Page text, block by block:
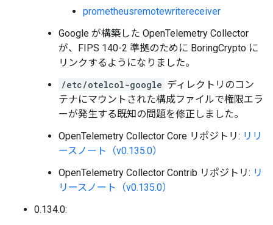
prometheusremotewritereceiver
Google が構築した OpenTelemetry Collector
が、FIPS 140-2 準拠のために BoringCrypto に
リンクするようになりました。
/etc/otelcol-google ディレクトリのコン
テナにマウントされた構成ファイルで権限エラ
ーが発生する既知の問題を修正しました。
OpenTelemetry Collector Core リポジトリ: リリ
ースノート（v0.135.0）
OpenTelemetry Collector Contrib リポジトリ: リ
リースノート（v0.135.0）
0.134.0: